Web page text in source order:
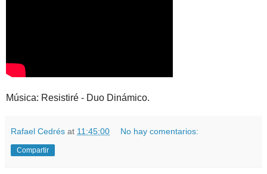
Música: Resistiré - Duo Dinámico.
Rafael Cedrés at 11:45:00 No hay comentarios:
Compartir